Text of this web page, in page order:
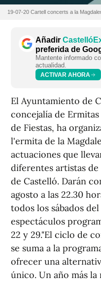
19-07-20 Cartell concerts a la
Añadir
preferida de
Mantente informado
actualidad.
ACTIVAR AHORA
El Ayuntamiento de
concejalía de
de Fiestas, ha
l'ermita de la
actuaciones que
diferentes artistas
de Castelló. Darán
agosto a las 22.30
todos los sábados
espectáculos
22 y 29."El ciclo de
se suma a la
ofrecer una
único. Un año más la